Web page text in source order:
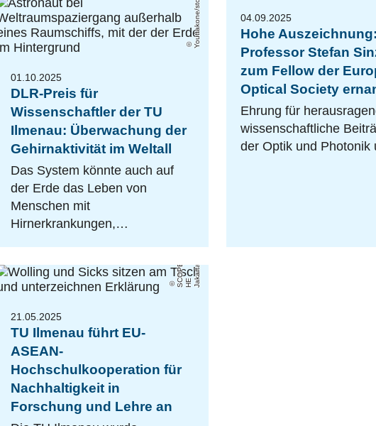
01.10.2025
DLR-Preis für
Wissenschaftler der TU
Ilmenau: Überwachung der
Gehirnaktivität im Weltall
Das System könnte auch auf
der Erde das Leben von
Menschen mit
Hirnerkrankungen,…
04.09.2025
Hohe Auszeichnung:
Professor Stefan
zum Fellow der
Optical Society
Ehrung für
wissenschaftliche
der Optik und
S C
O
P E
-
H E
J
a k
a
r
t a
21.05.2025
TU Ilmenau führt EU-
ASEAN-
Hochschulkooperation für
Nachhaltigkeit in
Forschung und Lehre an